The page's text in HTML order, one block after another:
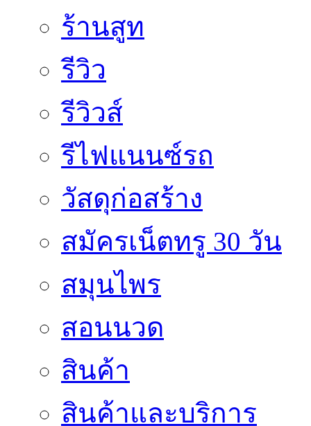
ร้านสูท
รีวิว
รีวิวส์
รีไฟแนนซ์รถ
วัสดุก่อสร้าง
สมัครเน็ตทรู 30 วัน
สมุนไพร
สอนนวด
สินค้า
สินค้าและบริการ